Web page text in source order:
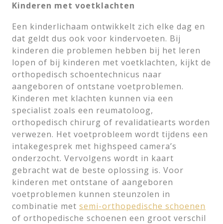
Kinderen met voetklachten
Een kinderlichaam ontwikkelt zich elke dag en
dat geldt dus ook voor kindervoeten. Bij
kinderen die problemen hebben bij het leren
lopen of bij kinderen met voetklachten, kijkt de
orthopedisch schoentechnicus naar
aangeboren of ontstane voetproblemen.
Kinderen met klachten kunnen via een
specialist zoals een reumatoloog,
orthopedisch chirurg of revalidatiearts worden
verwezen. Het voetprobleem wordt tijdens een
intakegesprek met highspeed camera’s
onderzocht. Vervolgens wordt in kaart
gebracht wat de beste oplossing is. Voor
kinderen met ontstane of aangeboren
voetproblemen kunnen steunzolen in
combinatie met semi-orthopedische schoenen
of orthopedische schoenen een groot verschil